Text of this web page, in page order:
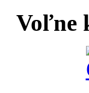
Voľne